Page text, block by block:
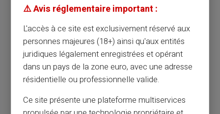
Le rôle déterminant des cartes prépayées
dans la sécurisation des transactions en
ligne
Article précédent
⚠️ Avis réglementaire important :
L'accès à ce site est exclusivement réservé aux
personnes majeures (18+) ainsi qu'aux entités
juridiques légalement enregistrées et opérant
dans un pays de la zone euro, avec une adresse
résidentielle ou professionnelle valide.
Ce site présente une plateforme multiservices